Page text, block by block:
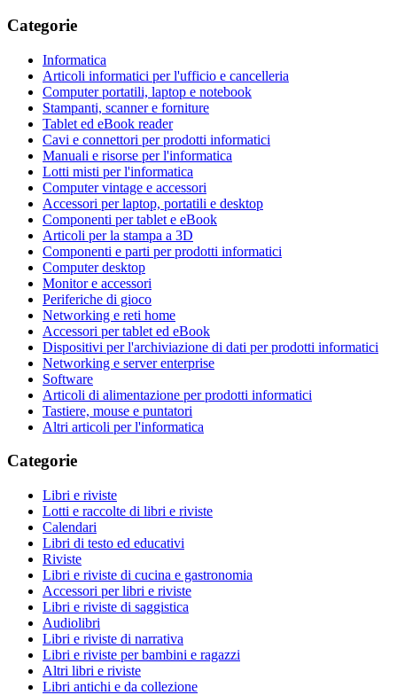
Categorie
Informatica
Articoli informatici per l'ufficio e cancelleria
Computer portatili, laptop e notebook
Stampanti, scanner e forniture
Tablet ed eBook reader
Cavi e connettori per prodotti informatici
Manuali e risorse per l'informatica
Lotti misti per l'informatica
Computer vintage e accessori
Accessori per laptop, portatili e desktop
Componenti per tablet e eBook
Articoli per la stampa a 3D
Componenti e parti per prodotti informatici
Computer desktop
Monitor e accessori
Periferiche di gioco
Networking e reti home
Accessori per tablet ed eBook
Dispositivi per l'archiviazione di dati per prodotti informatici
Networking e server enterprise
Software
Articoli di alimentazione per prodotti informatici
Tastiere, mouse e puntatori
Altri articoli per l'informatica
Categorie
Libri e riviste
Lotti e raccolte di libri e riviste
Calendari
Libri di testo ed educativi
Riviste
Libri e riviste di cucina e gastronomia
Accessori per libri e riviste
Libri e riviste di saggistica
Audiolibri
Libri e riviste di narrativa
Libri e riviste per bambini e ragazzi
Altri libri e riviste
Libri antichi e da collezione